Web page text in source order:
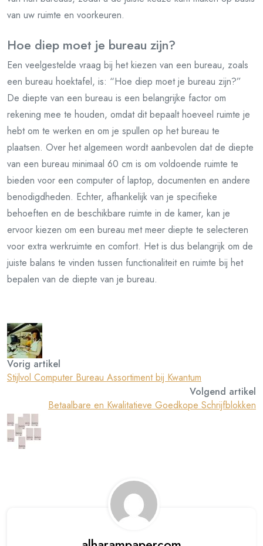
van uw ruimte en voorkeuren.
Hoe diep moet je bureau zijn?
Een veelgestelde vraag bij het kiezen van een bureau, zoals
een bureau hoektafel, is: “Hoe diep moet je bureau zijn?”
De diepte van een bureau is een belangrijke factor om
rekening mee te houden, omdat dit bepaalt hoeveel ruimte je
hebt om te werken en om je spullen op het bureau te
plaatsen. Over het algemeen wordt aanbevolen dat de diepte
van een bureau minimaal 60 cm is om voldoende ruimte te
bieden voor een computer of laptop, documenten en andere
benodigdheden. Echter, afhankelijk van je specifieke
behoeften en de beschikbare ruimte in de kamer, kan je
ervoor kiezen om een bureau met meer diepte te selecteren
voor extra werkruimte en comfort. Het is dus belangrijk om de
juiste balans te vinden tussen functionaliteit en ruimte bij het
bepalen van de diepte van je bureau.
Vorig artikel
Stijlvol Computer Bureau Assortiment bij Kwantum
Volgend artikel
Betaalbare en Kwalitatieve Goedkope Schrijfblokken